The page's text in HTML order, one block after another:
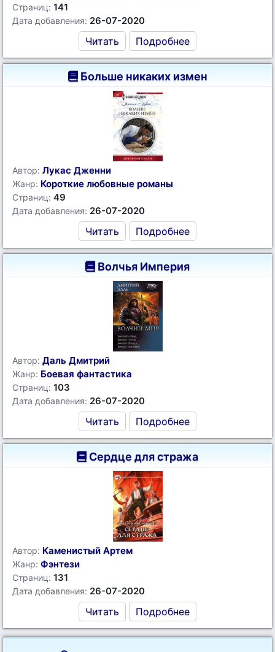
Страниц: 141
Дата добавления: 26-07-2020
Читать Подробнее
Больше никаких измен
Автор: Лукас Дженни
Жанр: Короткие любовные романы
Страниц: 49
Дата добавления: 26-07-2020
Читать Подробнее
Волчья Империя
Автор: Даль Дмитрий
Жанр: Боевая фантастика
Страниц: 103
Дата добавления: 26-07-2020
Читать Подробнее
Сердце для стража
Автор: Каменистый Артем
Жанр: Фэнтези
Страниц: 131
Дата добавления: 26-07-2020
Читать Подробнее